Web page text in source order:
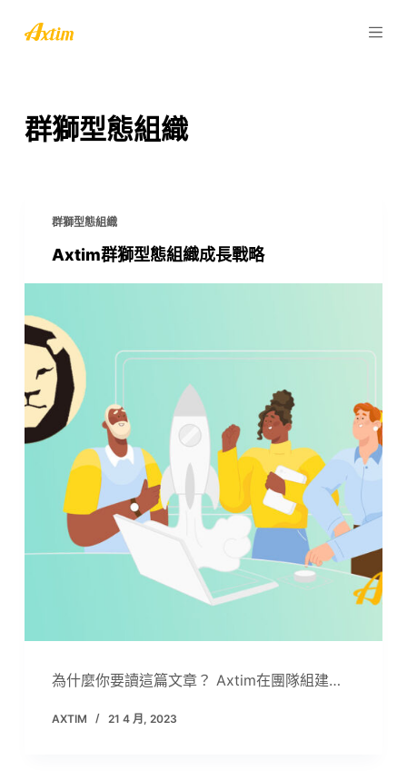
至
內
容
群獅型態組織
群獅型態組織
Axtim群獅型態組織成長戰略
為什麼你要讀這篇文章？ Axtim在團隊組建…
AXTIM 21 4 月, 2023